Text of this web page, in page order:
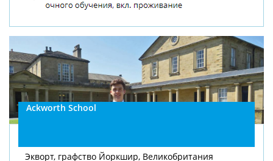
Ackworth School
Экворт, графство Йоркшир, Великобритания